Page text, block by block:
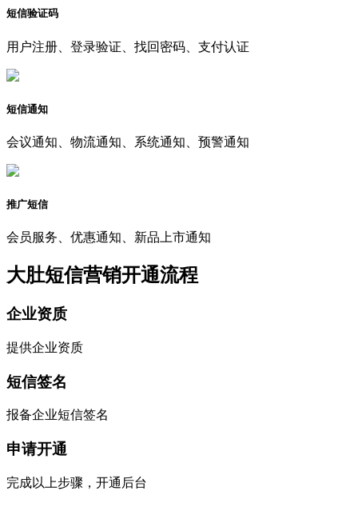
短信验证码
用户注册、登录验证、找回密码、支付认证
短信通知
会议通知、物流通知、系统通知、预警通知
推广短信
会员服务、优惠通知、新品上市通知
大肚短信营销开通流程
企业资质
提供企业资质
短信签名
报备企业短信签名
申请开通
完成以上步骤，开通后台